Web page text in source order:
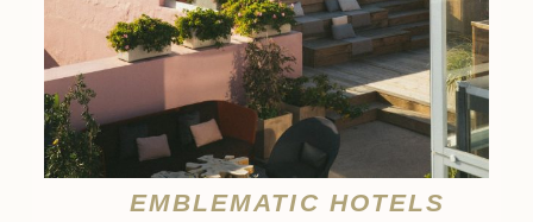
EMBLEMATIC HOTELS